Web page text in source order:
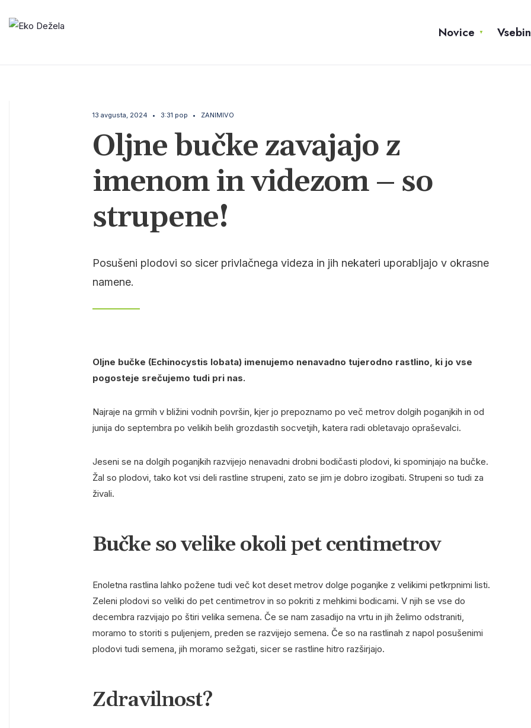
Novice
13 avgusta, 2024 • 3:31 pop • ZANIMIVO
Oljne bučke zavajajo z
imenom in videzom – so
strupene!
Posušeni plodovi so sicer privlačnega videza in jih nekateri uporabljajo v okrasne
namene.
Oljne bučke (Echinocystis lobata) imenujemo nenavadno tujerodno rastlino, ki jo vse
pogosteje srečujemo tudi pri nas.
Najraje na grmih v bližini vodnih površin, kjer jo prepoznamo po več metrov dolgih poganjkih in od
junija do septembra po velikih belih grozdastih socvetjih, katera radi obletavajo opraševalci.
Jeseni se na dolgih poganjkih razvijejo nenavadni drobni bodičasti plodovi, ki spominjajo na bučke.
Žal so plodovi, tako kot vsi deli rastline strupeni, zato se jim je dobro izogibati. Strupeni so tudi za
živali.
Bučke so velike okoli pet centimetrov
Enoletna rastlina lahko požene tudi več kot deset metrov dolge poganjke z velikimi petkrpnimi listi.
Zeleni plodovi so veliki do pet centimetrov in so pokriti z mehkimi bodicami. V njih se vse do
decembra razvijajo po štiri velika semena. Če se nam zasadijo na vrtu in jih želimo odstraniti,
moramo to storiti s puljenjem, preden se razvijejo semena. Če so na rastlinah z napol posušenimi
plodovi tudi semena, jih moramo sežgati, sicer se rastline hitro razširjajo.
Zdravilnost?